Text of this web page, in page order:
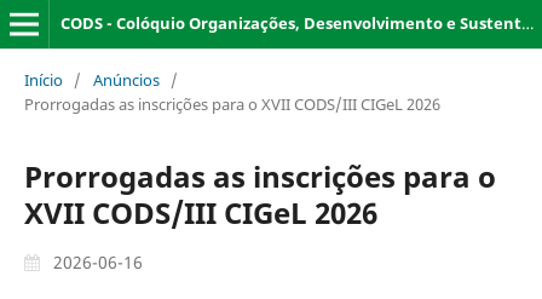
CODS - Colóquio Organizações, Desenvolvimento e Sustentabilidade
Início / Anúncios /
Prorrogadas as inscrições para o XVII CODS/III CIGeL 2026
Prorrogadas as inscrições para o
XVII CODS/III CIGeL 2026
2026-06-16